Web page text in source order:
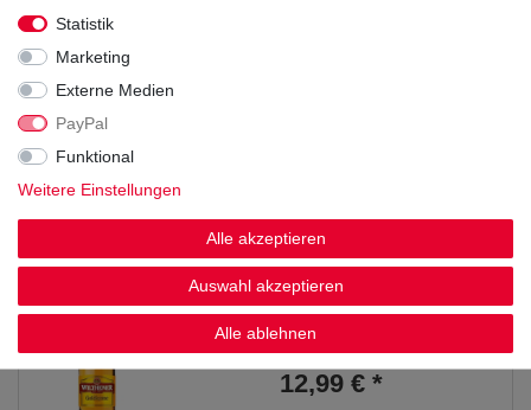
*inkl. MwSt.zzgl.
Wilthener Goldkrone 24x0,02L 28% vol
12,99 € *
Statistik
Marketing
Externe Medien
PayPal
Funktional
Weitere Einstellungen
Alle akzeptieren
Auswahl akzeptieren
Alle ablehnen